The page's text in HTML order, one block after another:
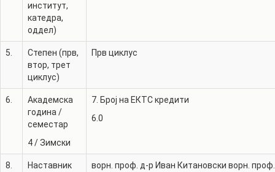
институт,
катедра,
оддел)
5.
Степен (прв,
втор, трет
циклус)
Прв циклус
6.
Академска
година /
семестар
4/Зимски
7. Број на ЕКТС кредити
6.0
8. Наставник ворн. проф. д-р Иван Китановски ворн.